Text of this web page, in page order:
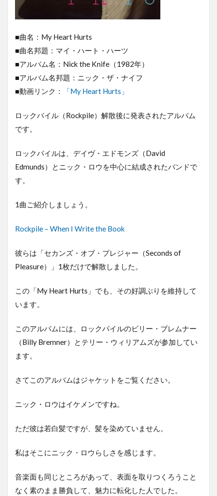
■曲名：My Heart Hurts
■曲名邦題：マイ・ハート・ハーツ
■アルバム名：Nick the Knife（1982年）
■アルバム名邦題：ニック・ザ・ナイフ
■動画リンク：
「My Heart Hurts」
ロックパイル（Rockpile）解散後に発表されたアルバム
です。
ロックパイルは、デイヴ・エドモンズ（David
Edmunds）とニック・ロウを中心に結成されたバンドで
す。
1曲ご紹介しましょう。
Rockpile – When I Write the Book
彼らは「セカンズ・オブ・プレジャー（Seconds of
Pleasure）」1枚だけで解散しました。
この「My Heart Hurts」でも、その好調ぶりを維持して
います。
このアルバムには、ロックパイルのビリー・ブレムナー
（Billy Bremner）とテリー・ウィリアムズが参加してい
ます。
さてこのアルバムはジャケットをご覧ください。
ニック・ロウはイケメンですね。
ただ彼は若白髪ですが、髪を染めていません。
私はそこにニック・ロウらしさを感じます。
音楽面も同じところがあって、表面を取りつくろうこと
なく素のまま勝負して、魅力に転化した人でした。